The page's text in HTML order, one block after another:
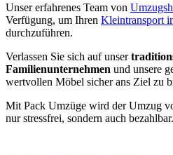
Unser erfahrenes Team von
Verfügung, um Ihren Kleintransport
durchzuführen.
Verlassen Sie sich auf unser
Familienunternehmen und unsere
wertvollen Möbel sicher ans Ziel zu
Mit Pack Umzüge wird der Umzug
nur stressfrei, sondern auch bezahlbar.